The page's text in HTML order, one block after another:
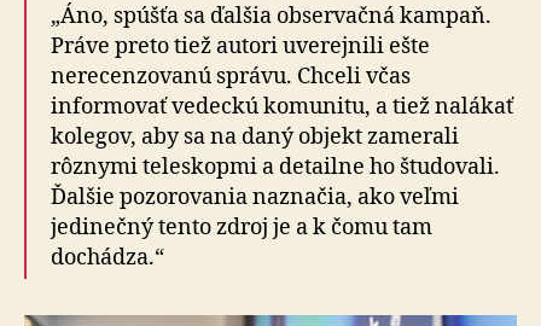
„Áno, spúšťa sa ďalšia observačná kampaň.
Práve preto tiež autori uverejnili ešte
nerecenzovanú správu. Chceli včas
informovať vedeckú komunitu, a tiež nalákať
kolegov, aby sa na daný objekt zamerali
rôznymi teleskopmi a detailne ho študovali.
Ďalšie pozorovania naznačia, ako veľmi
jedinečný tento zdroj je a k čomu tam
dochádza.“